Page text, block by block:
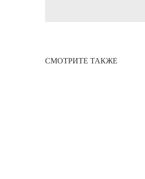
СМОТРИТЕ ТАКЖЕ